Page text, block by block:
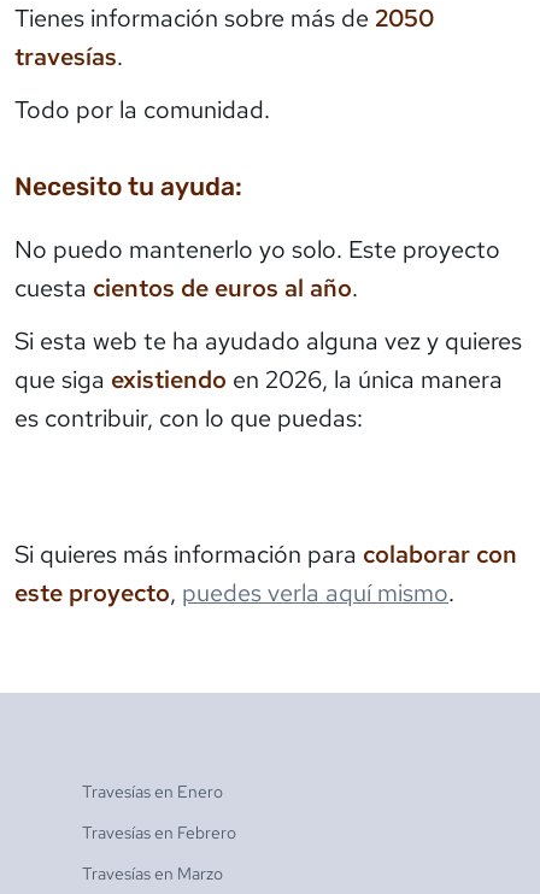
Tienes información sobre más de 2050
travesías.
Todo por la comunidad.
Necesito tu ayuda:
No puedo mantenerlo yo solo. Este proyecto
cuesta cientos de euros al año.
Si esta web te ha ayudado alguna vez y quieres
que siga existiendo en 2026, la única manera
es contribuir, con lo que puedas:
Si quieres más información para colaborar con
este proyecto, puedes verla aquí mismo.
Travesías en Enero
Travesías en Febrero
Travesías en Marzo